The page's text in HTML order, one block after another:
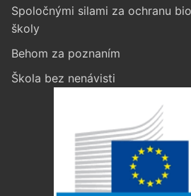
Spoločnými silami za ochranu
školy
Behom za poznaním
Škola bez nenávisti